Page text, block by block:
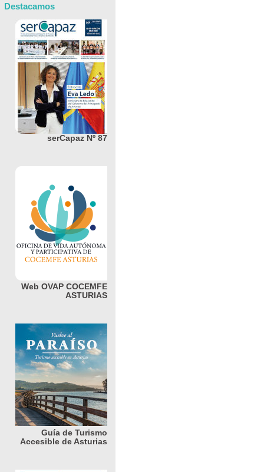
Destacamos
serCapaz Nº 87
Web OVAP COCEMFE
ASTURIAS
Guía de Turismo
Accesible de Asturias